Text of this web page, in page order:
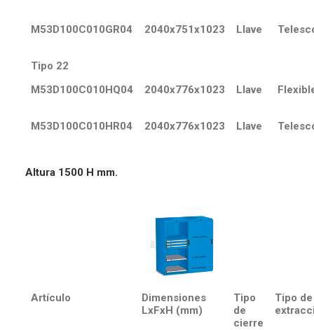
M53D100C010GR04 2040x751x1023 Llave
Tipo 22
M53D100C010HQ04
2040x776x1023 Llave
M53D100C010HR04 2040x776x1023 Llave
Altura 1500 H mm.
Artículo
Dimensiones
LxFxH (mm)
Tipo
de
cierre
Tipo de